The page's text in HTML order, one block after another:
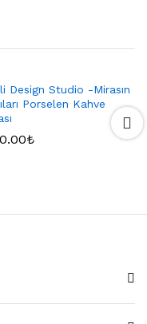
Design Studio -Mirasın
Porselen Kahve
₺